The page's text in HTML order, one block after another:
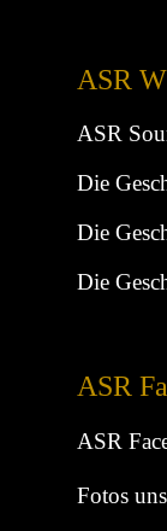
ASR
ASR
Die
Die
Die
ASR
ASR
Fotos